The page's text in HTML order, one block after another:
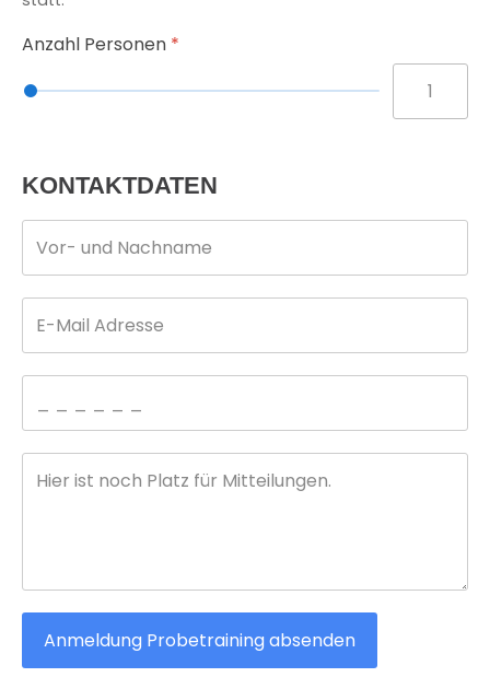
Anzahl Personen *
KONTAKTDATEN
Anmeldung Probetraining absenden